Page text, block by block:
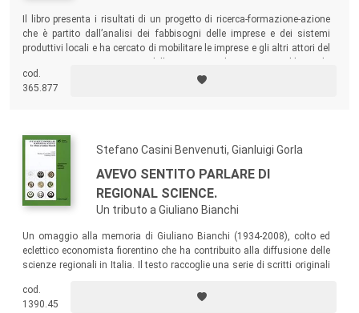
Il libro presenta i risultati di un progetto di ricerca-formazione-azione
che è partito dall’analisi dei fabbisogni delle imprese e dei sistemi
produttivi locali e ha cercato di mobilitare le imprese e gli altri attori del
affrontare per produrre idee condivise e lanciare progetti imprenditoriali
e azioni collettive.
cod.
365.877
Stefano Casini Benvenuti, Gianluigi Gorla
AVEVO SENTITO PARLARE DI
REGIONAL SCIENCE.
Un tributo a Giuliano Bianchi
Un omaggio alla memoria di Giuliano Bianchi (1934-2008), colto ed
eclettico economista fiorentino che ha contribuito alla diffusione delle
scienze regionali in Italia. Il testo raccoglie una serie di scritti originali
gli innumerevoli argomenti trattati da Bianchi.
cod.
1390.45